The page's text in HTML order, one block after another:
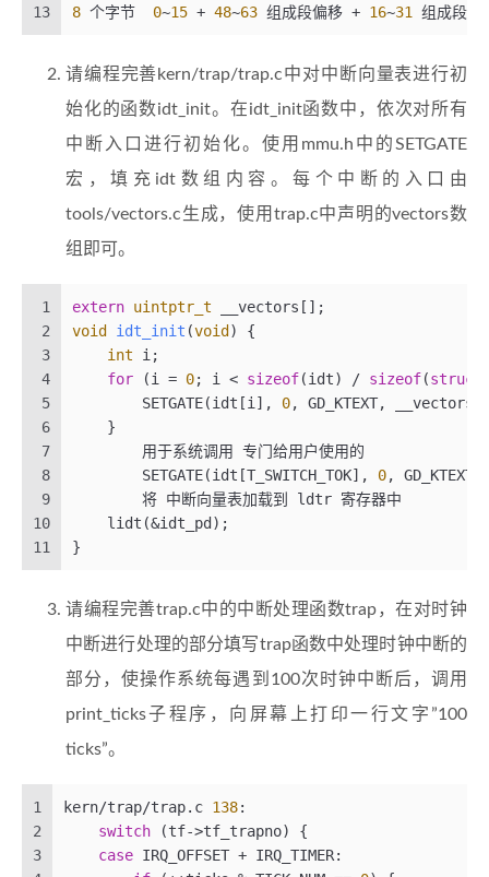
13
8 个字节 0~15 + 48~63 组成段偏移 + 16~31 组成段
请编程完善kern/trap/trap.c中对中断向量表进行初
始化的函数idt_init。在idt_init函数中，依次对所有
中断入口进行初始化。使用mmu.h中的SETGATE
宏，填充idt数组内容。每个中断的入口由
tools/vectors.c生成，使用trap.c中声明的vectors数
组即可。
1
2
3
4
5
6
7
8
9
10
11
extern uintptr_t __vectors[];
void
idt_init (void )
{
int i;
for (i = 0; i < sizeof(idt) / sizeof(struct
        SETGATE(idt[i],
0, GD_KTEXT,
    }
	用于系统调用 专门给用户使用的
	SETGATE(idt[T_SWITCH_TOK],
0,
	将 中断向量表加载到 ldtr 寄存器中
    lidt(&idt_pd);
}
请编程完善trap.c中的中断处理函数trap，在对时钟
中断进行处理的部分填写trap函数中处理时钟中断的
部分，使操作系统每遇到100次时钟中断后，调用
print_ticks子程序，向屏幕上打印一行文字”100
ticks”。
1
2
3
kern/trap/trap.c 138:
switch (tf->tf_trapno) {
case IRQ_OFFSET + IRQ_TIMER: